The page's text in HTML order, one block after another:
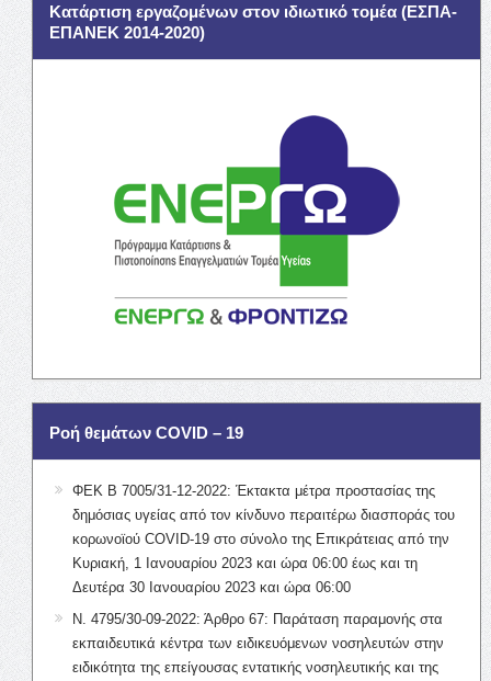
Κατάρτιση εργαζομένων στον ιδιωτικό τομέα (ΕΣΠΑ-
ΕΠΑΝΕΚ 2014-2020)
Ροή θεμάτων COVID – 19
ΦΕΚ Β 7005/31-12-2022: Έκτακτα μέτρα προστασίας της
δημόσιας υγείας από τον κίνδυνο περαιτέρω διασποράς του
κορωνοϊού COVID-19 στο σύνολο της Επικράτειας από την
Κυριακή, 1 Ιανουαρίου 2023 και ώρα 06:00 έως και τη
Δευτέρα 30 Ιανουαρίου 2023 και ώρα 06:00
Ν. 4795/30-09-2022: Άρθρο 67: Παράταση παραμονής στα
εκπαιδευτικά κέντρα των ειδικευόμενων νοσηλευτών στην
ειδικότητα της επείγουσας εντατικής νοσηλευτικής και της